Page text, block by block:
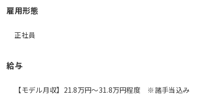
雇用形態
正社員
給与
【モデル月収】21.8万円〜31.8万円程度 ※諸手当込み